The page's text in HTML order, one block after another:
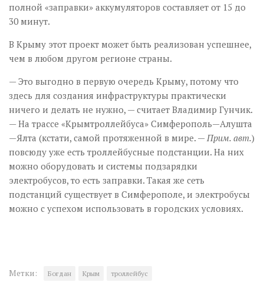
полной «заправки» аккумуляторов составляет от 15 до
30 минут.
В Крыму этот проект может быть реализован успешнее,
чем в любом другом регионе страны.
— Это выгодно в первую очередь Крыму, потому что
здесь для создания инфраструктуры практически
ничего и делать не нужно, — считает Владимир Гунчик.
— На трассе «Крымтроллейбуса» Симферополь—Алушта
—Ялта (кстати, самой протяжен­ной в мире. — Прим. авт.)
повсюду уже есть троллейбусные подстанции. На них
можно оборудовать и системы подзарядки
электробусов, то есть заправки. Такая же сеть
подстанций существует в Симферополе, и электробусы
можно с успехом использовать в городских условиях.
Метки: Богдан Крым троллейбус